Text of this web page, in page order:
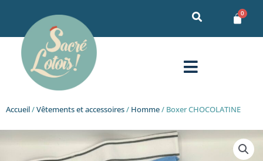
contenu
Menu
Accueil/Vêtements et accessoires/ Homme/ Boxer CHOCOLATINE